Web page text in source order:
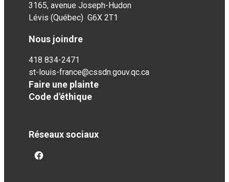
3165, avenue Joseph-Hudon
Lévis (Québec) G6X 2T1
Nous joindre
418 834-2471
st-louis-france@cssdn.gouv.qc.ca
Faire une plainte
Code d'éthique
Réseaux sociaux
facebook